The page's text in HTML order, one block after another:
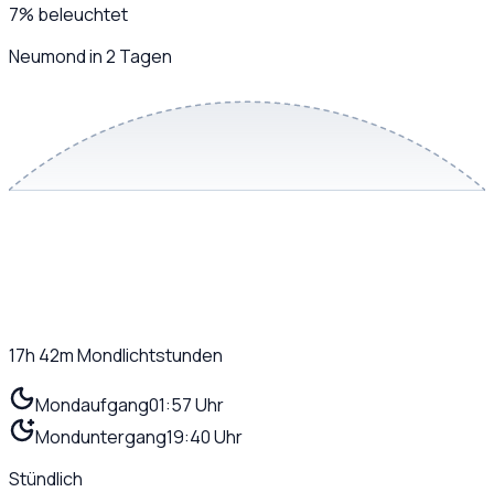
7% beleuchtet
Neumond in 2 Tagen
17h 42mMondlichtstunden
Mondaufgang01:57 Uhr
Monduntergang19:40 Uhr
Stündlich